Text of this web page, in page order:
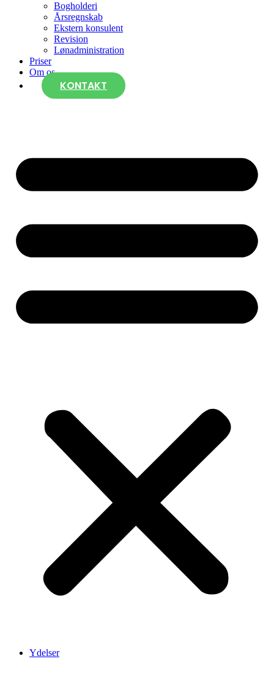
Bogholderi
Årsregnskab
Ekstern konsulent
Revision
Lønadministration
Priser
Om os
KONTAKT
Ydelser